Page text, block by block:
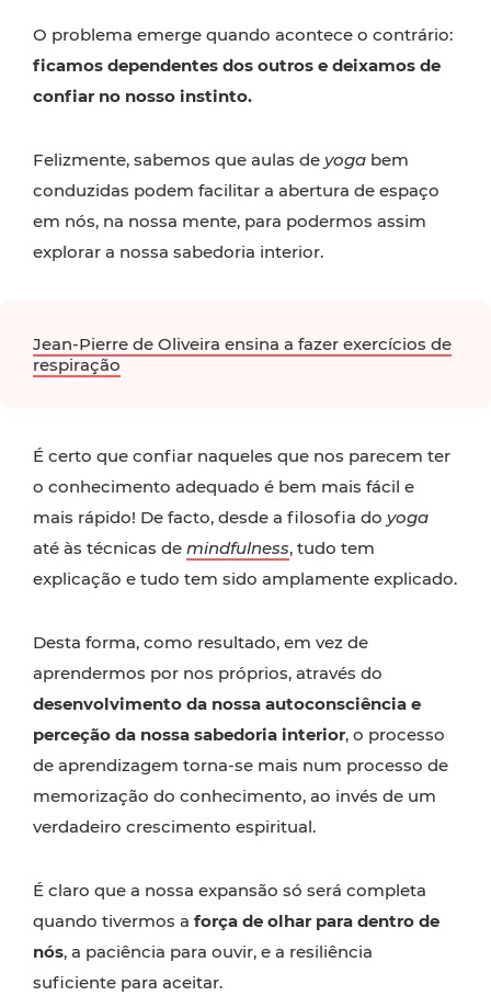
O problema emerge quando acontece o contrário:
ficamos dependentes dos outros e deixamos de
confiar no nosso instinto.
Felizmente, sabemos que aulas de yoga bem
conduzidas podem facilitar a abertura de espaço
em nós, na nossa mente, para podermos assim
explorar a nossa sabedoria interior.
Jean-Pierre de Oliveira ensina a fazer exercícios de
respiração
É certo que confiar naqueles que nos parecem ter
o conhecimento adequado é bem mais fácil e
mais rápido! De facto, desde a filosofia do yoga
até às técnicas de mindfulness, tudo tem
explicação e tudo tem sido amplamente explicado.
Desta forma, como resultado, em vez de
aprendermos por nos próprios, através do
desenvolvimento da nossa autoconsciência e
perceção da nossa sabedoria interior, o processo
de aprendizagem torna-se mais num processo de
memorização do conhecimento, ao invés de um
verdadeiro crescimento espiritual.
É claro que a nossa expansão só será completa
quando tivermos a força de olhar para dentro de
nós, a paciência para ouvir, e a resiliência
suficiente para aceitar.